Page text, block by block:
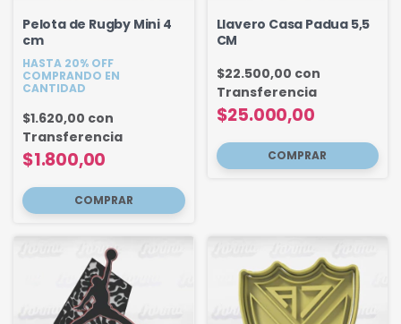
Pelota de Rugby Mini 4
cm
HASTA 20% OFF
COMPRANDO EN
CANTIDAD
$1.800,00
$1.620,00 con
Transferencia
Llavero Casa Padua 5,5
CM
$25.000,00
$22.500,00 con
Transferencia